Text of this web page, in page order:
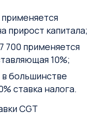
прирост капитала;
700 применяется
10%;
большинстве
ставка налога.
CGT